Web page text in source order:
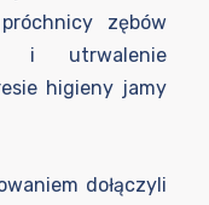
zębów
i utrwalenie
higieny jamy
dołączyli